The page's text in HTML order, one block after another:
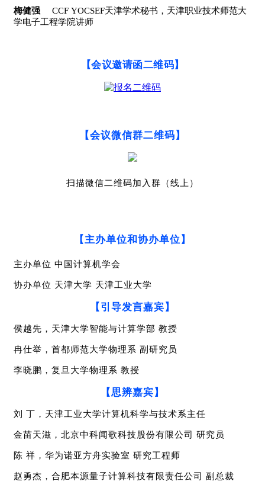
梅健强 CCF YOCSEF天津学术秘书，天津职业技术师范大
学电子工程学院讲师
【会议邀请函二维码】
【会议微信群二维码】
扫描微信二维码加入群（线上）
【主办单位和协办单位】
主办单位 中国计算机学会
协办单位 天津大学 天津工业大学
【引导发言嘉宾】
侯越先，天津大学智能与计算学部 教授
冉仕举，首都师范大学物理系 副研究员
李晓鹏，复旦大学物理系 教授
【思辨嘉宾】
刘 丁，天津工业大学计算机科学与技术系主任
金苗天滋，北京中科闻歌科技股份有限公司 研究员
陈 祥，华为诺亚方舟实验室 研究工程师
赵勇杰，合肥本源量子计算科技有限责任公司 副总裁